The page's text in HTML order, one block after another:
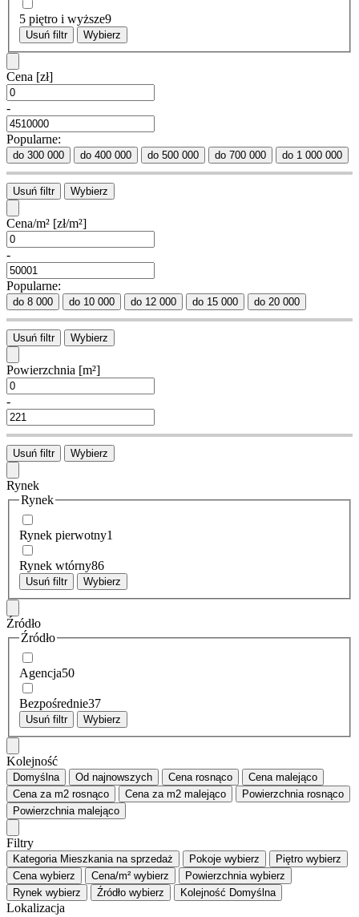
5 piętro i wyższe9
Usuń filtr Wybierz
Cena [zł]
-
Popularne:
do 300 000 do 400 000 do 500 000 do 700 000 do 1 000 000
Usuń filtr Wybierz
Cena/m² [zł/m²]
-
Popularne:
do 8 000 do 10 000 do 12 000 do 15 000 do 20 000
Usuń filtr Wybierz
Powierzchnia [m²]
-
Usuń filtr Wybierz
Rynek
Rynek
Rynek pierwotny1
Rynek wtórny86
Usuń filtr Wybierz
Źródło
Źródło
Agencja50
Bezpośrednie37
Usuń filtr Wybierz
Kolejność
Domyślna Od najnowszych Cena rosnąco Cena malejąco
Cena za m2 rosnąco Cena za m2 malejąco Powierzchnia rosnąco
Powierzchnia malejąco
Filtry
Kategoria Mieszkania na sprzedaż Pokoje wybierz Piętro wybierz
Cena wybierz Cena/m² wybierz Powierzchnia wybierz
Rynek wybierz Źródło wybierz Kolejność Domyślna
Lokalizacja